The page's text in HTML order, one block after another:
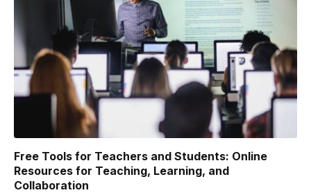
Free Tools for Teachers and Students: Online
Resources for Teaching, Learning, and
Collaboration